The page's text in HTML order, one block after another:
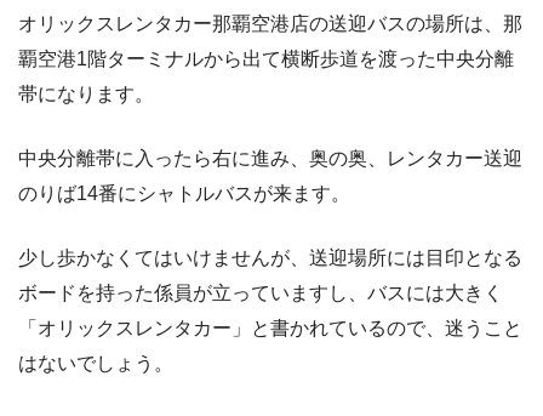
オリックスレンタカー那覇空港店の送迎バスの場所は、那
覇空港1階ターミナルから出て横断歩道を渡った中央分離
帯になります。
中央分離帯に入ったら右に進み、奥の奥、レンタカー送迎
のりば14番にシャトルバスが来ます。
少し歩かなくてはいけませんが、送迎場所には目印となる
ボードを持った係員が立っていますし、バスには大きく
「オリックスレンタカー」と書かれているので、迷うこと
はないでしょう。